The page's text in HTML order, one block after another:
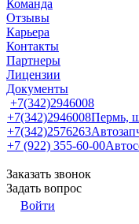
Команда
Отзывы
Карьера
Контакты
Партнеры
Лицензии
Документы
+7(342)2946008
+7(342)2946008Пермь,
+7(342)2576263
+7 (922) 355-60-00
Заказать звонок
Задать вопрос
Войти